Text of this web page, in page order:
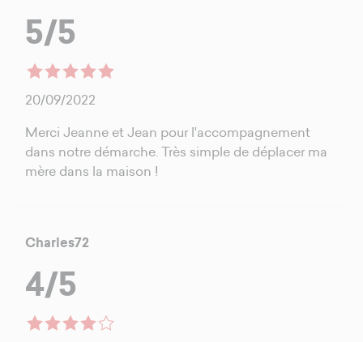
5/5
20/09/2022
Merci Jeanne et Jean pour l'accompagnement
dans notre démarche. Très simple de déplacer ma
mère dans la maison !
Charles72
4/5